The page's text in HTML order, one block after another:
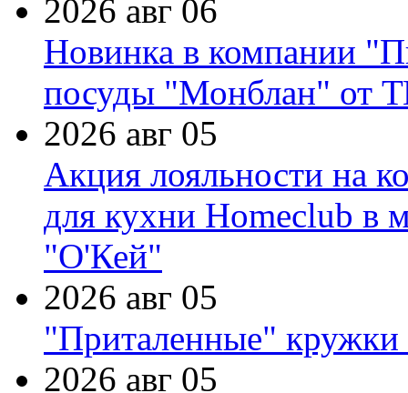
2026 авг 06
Новинка в компании
посуды "Монблан" от
2026 авг 05
Акция лояльности на
для кухни Homeclub в
"О'Кей"
2026 авг 05
"Приталенные" кружки
2026 авг 05